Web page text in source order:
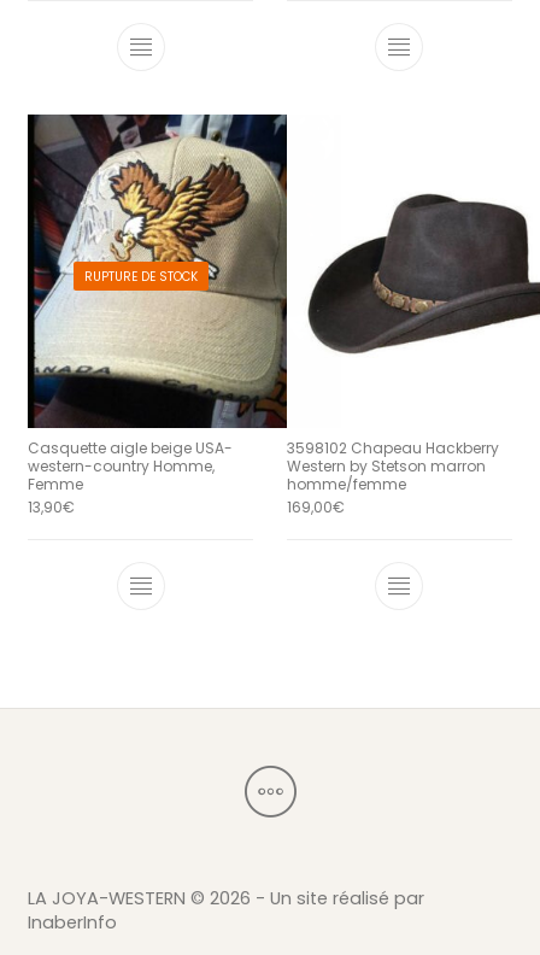
Ce produit a plusieurs variations.
Ce produit a
RUPTURE DE STOCK
Casquette aigle beige USA-
western-country Homme,
Femme
13,90€
3598102 Chapeau Hackberry
Western by Stetson marron
homme/femme
169,00€
Ce produit a
LA JOYA-WESTERN © 2026 - Un site réalisé par
InaberInfo